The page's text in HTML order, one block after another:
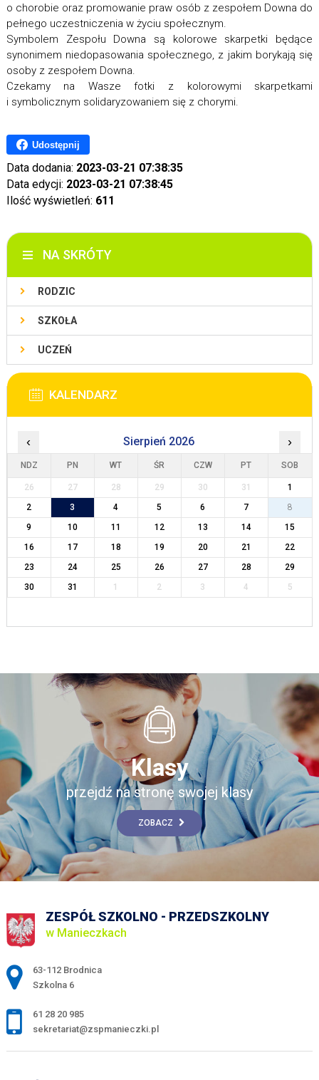
o chorobie oraz promowanie praw osób z zespołem Downa do
pełnego uczestniczenia w życiu społecznym.
Symbolem Zespołu Downa są kolorowe skarpetki będące
synonimem niedopasowania społecznego, z jakim borykają się
osoby z zespołem Downa.
Czekamy na Wasze fotki z kolorowymi skarpetkami
i symbolicznym solidaryzowaniem się z chorymi.
Udostępnij
Data dodania: 2023-03-21 07:38:35
Data edycji: 2023-03-21 07:38:45
Ilość wyświetleń: 611
NA SKRÓTY
RODZIC
SZKOŁA
UCZEŃ
KALENDARZ
‹ Sierpień 2026 ›
NDZ PN WT ŚR CZW PT SOB
26 27 28 29 30 31
1
2
3 4 5 6 7
8
9
10 11 12 13 14
15
16
17 18 19 20 21
22
23
24 25 26 27 28
29
30
31 1 2 3 4 5
Klasy
przejdź na stronę swojej klasy
ZOBACZ
ZESPÓŁ SZKOLNO - PRZEDSZKOLNY
w Manieczkach
Adres pocztowy:
63-112 Brodnica
Szkolna 6
61 28 20 985
sekretariat@zspmanieczki.pl